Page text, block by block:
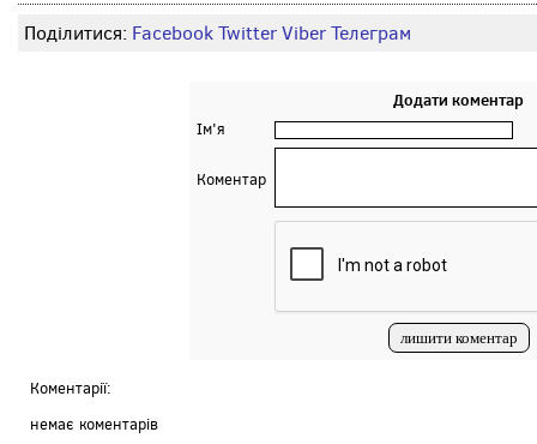
Поділитися: FacebookTwitterViberТелеграм
Додати коментар
Ім'я
Коментар
Коментарії:
немає коментарів